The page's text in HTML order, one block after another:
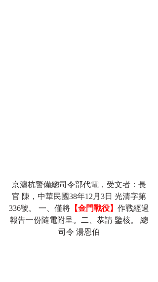
京滬杭警備總司令部代電，受文者：長
官 陳，中華民國38年12月3日 光清字第
336號。 一、僅將 【金門戰役】 作戰經過
報告一份隨電附呈。二、恭請 鑒核。 總
司令 湯恩伯